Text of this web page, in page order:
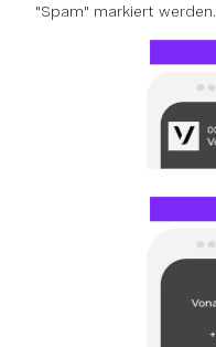
"Spam" markiert werden.